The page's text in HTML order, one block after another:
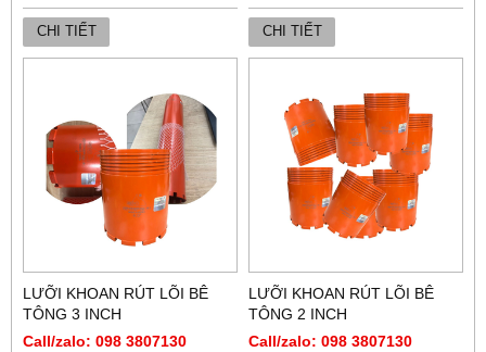
CHI TIẾT CHI TIẾT
LƯỠI KHOAN RÚT LÕI BÊ
TÔNG 3 INCH
Call/zalo: 098 3807130
LƯỠI KHOAN RÚT LÕI BÊ
TÔNG 2 INCH
Call/zalo: 098 3807130